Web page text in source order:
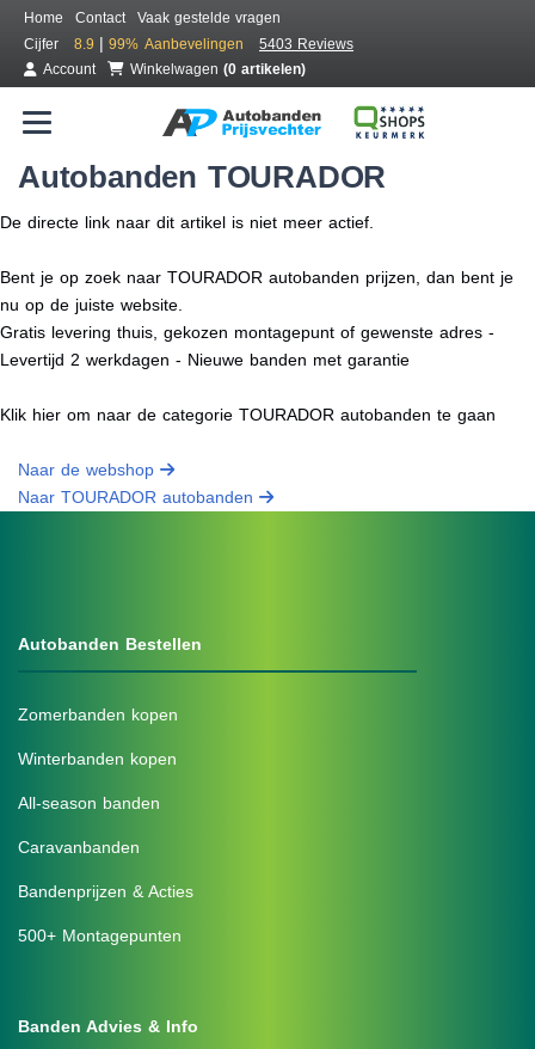
Home Contact
Vaak gestelde vragen
Cijfer
8.9 | 99% Aanbevelingen
5403 Reviews
Account
Winkelwagen (0 artikelen)
Autobanden TOURADOR
De directe link naar dit artikel is niet meer actief.
Bent je op zoek naar TOURADOR autobanden prijzen, dan bent je
nu op de juiste website.
Gratis levering thuis, gekozen montagepunt of gewenste adres -
Levertijd 2 werkdagen - Nieuwe banden met garantie
Klik hier om naar de categorie TOURADOR autobanden te gaan
Naar de webshop
Naar TOURADOR autobanden
Autobanden Bestellen
Zomerbanden kopen
Winterbanden kopen
All-season banden
Caravanbanden
Bandenprijzen & Acties
500+ Montagepunten
Banden Advies & Info